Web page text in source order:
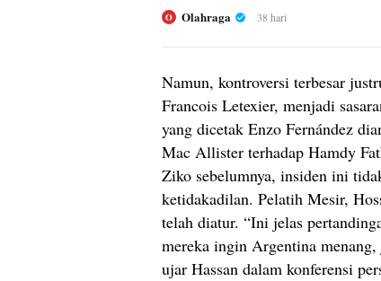
O Olahraga 38 hari
Namun, kontroversi terbesar
Francois Letexier, menjadi
yang dicetak Enzo Fernández
Mac Allister terhadap Hamdy
Ziko sebelumnya, insiden ini
ketidakadilan. Pelatih Mesir,
telah diatur. “Ini jelas
mereka ingin Argentina
ujar Hassan dalam konferensi